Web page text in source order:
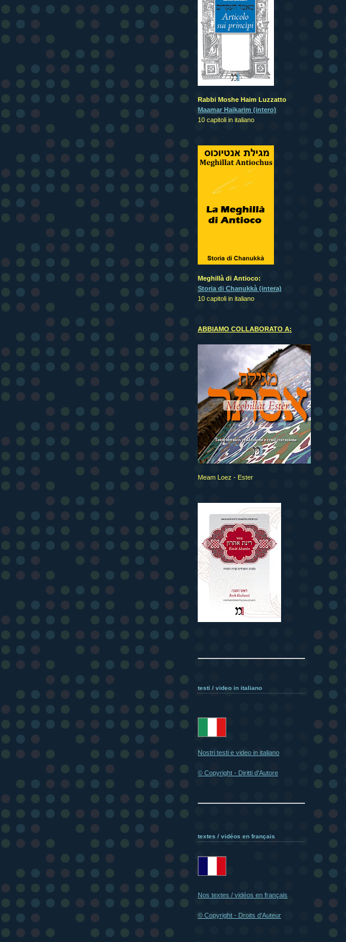
Rabbi Moshe Haim Luzzatto
Maamar Haikarim (intero)
10 capitoli in italiano
Meghillà di Antioco:
Storia di Chanukkà (intera)
10 capitoli in italiano
ABBIAMO COLLABORATO A:
Meam Loez - Ester
testi / video in italiano
Nostri testi e video in italiano
© Copyright - Diritti d'Autore
textes / vidéos en français
Nos textes / vidéos en français
© Copyright - Droits d'Auteur